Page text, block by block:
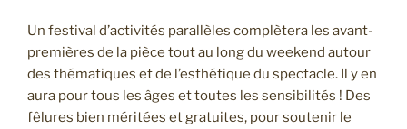
Un festival d’activités parallèles complètera les avant-
premières de la pièce tout au long du weekend autour
des thématiques et de l’esthétique du spectacle. Il y en
aura pour tous les âges et toutes les sensibilités ! Des
fêlures bien méritées et gratuites, pour soutenir le